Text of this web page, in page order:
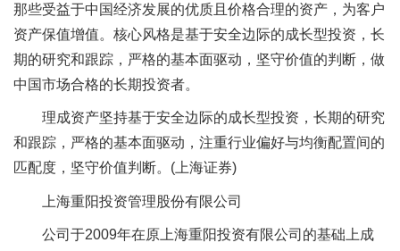
那些受益于中国经济发展的优质且价格合理的资产，为客户
资产保值增值。核心风格是基于安全边际的成长型投资，长
期的研究和跟踪，严格的基本面驱动，坚守价值的判断，做
中国市场合格的长期投资者。
理成资产坚持基于安全边际的成长型投资，长期的研究
和跟踪，严格的基本面驱动，注重行业偏好与均衡配置间的
匹配度，坚守价值判断。(上海证券)
上海重阳投资管理股份有限公司
公司于2009年在原上海重阳投资有限公司的基础上成